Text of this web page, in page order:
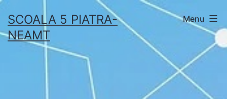
to
content
SCOALA 5 PIATRA-
NEAMT
Menu